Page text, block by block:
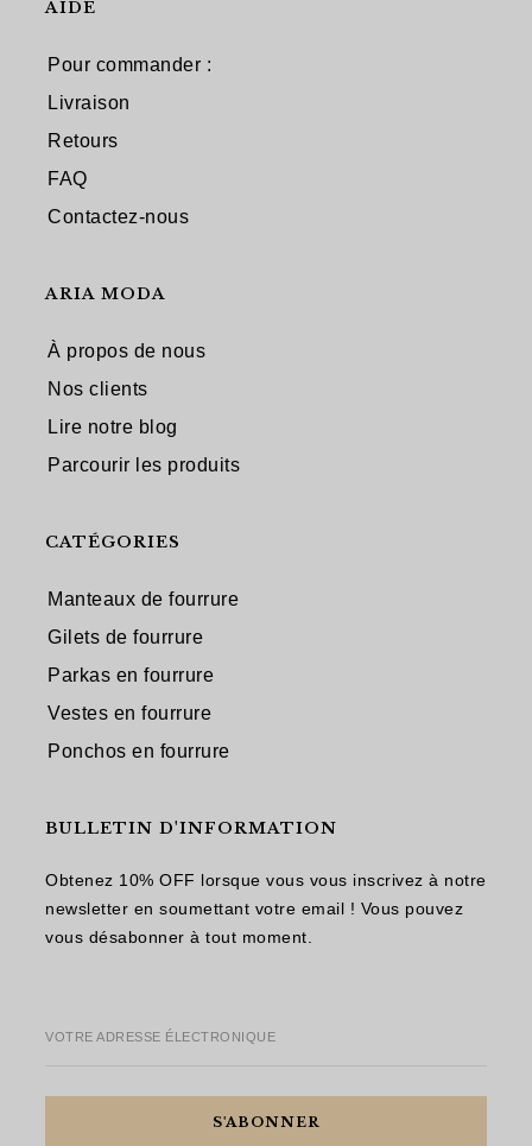
AIDE
Pour commander :
Livraison
Retours
FAQ
Contactez-nous
ARIA MODA
À propos de nous
Nos clients
Lire notre blog
Parcourir les produits
CATÉGORIES
Manteaux de fourrure
Gilets de fourrure
Parkas en fourrure
Vestes en fourrure
Ponchos en fourrure
BULLETIN D'INFORMATION
Obtenez 10% OFF lorsque vous vous inscrivez à notre
newsletter en soumettant votre email ! Vous pouvez
vous désabonner à tout moment.
VOTRE ADRESSE ÉLECTRONIQUE